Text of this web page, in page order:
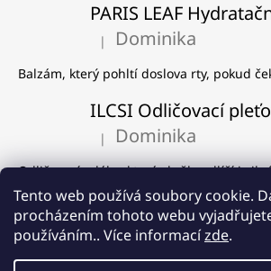
Tento web používá soubory cookie.
procházením tohoto webu
používáním.. Více informacízde.
Hodnocení produktu je 5 z 5
| Dominika
Balzám, který pohltí doslova rty, pokud
Hodnocení produktu je 5 z 5
| Dominika
Odličovací mléko, které skvěle odlíčí i
ILCSI Čistící gel -
Hodnocení produktu je 5 z 5
| Dominika